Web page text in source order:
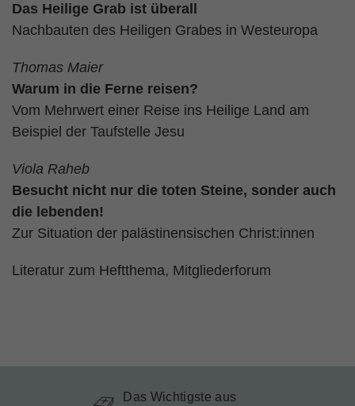
Das Heilige Grab ist überall
Nachbauten des Heiligen Grabes in Westeuropa
Thomas Maier
Warum in die Ferne reisen?
Vom Mehrwert einer Reise ins Heilige Land am
Beispiel der Taufstelle Jesu
Viola Raheb
Besucht nicht nur die toten Steine, sonder auch
die lebenden!
Zur Situation der palästinensischen Christ:innen
Literatur zum Heftthema, Mitgliederforum
Das Wichtigste aus